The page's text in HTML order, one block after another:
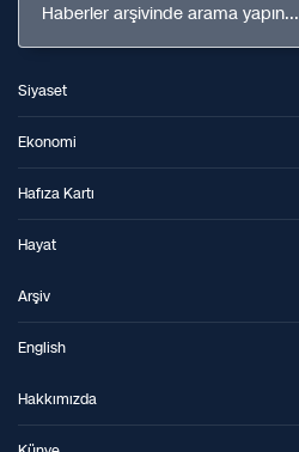
Haberler arşivinde arama yapın...
Siyaset
Ekonomi
Hafıza Kartı
Hayat
Arşiv
English
Hakkımızda